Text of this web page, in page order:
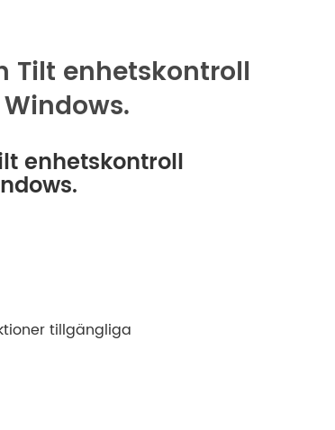
العربية
ไทย
Tilt enhetskontroll
enhetskontroll
tillgängliga